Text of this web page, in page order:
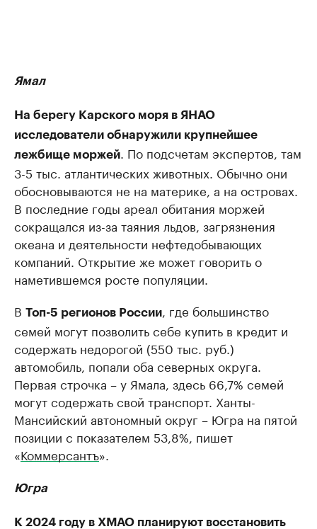
Ямал
На берегу Карского моря в ЯНАО
исследователи обнаружили крупнейшее
лежбище моржей
. По подсчетам экспертов, там
3-5 тыс. атлантических животных. Обычно они
обосновываются не на материке, а на островах.
В последние годы ареал обитания моржей
сокращался из-за таяния льдов, загрязнения
океана и деятельности нефтедобывающих
компаний. Открытие же может говорить о
наметившемся росте популяции.
В Топ-5 регионов России
, где большинство
семей могут позволить себе купить в кредит и
содержать недорогой (550 тыс. руб.)
автомобиль, попали оба северных округа.
Первая строчка – у Ямала, здесь 66,7% семей
могут содержать свой транспорт. Ханты-
Мансийский автономный округ – Югра на пятой
позиции с показателем 53,8%, пишет
«Коммерсантъ».
Югра
К 2024 году в ХМАО планируют восстановить